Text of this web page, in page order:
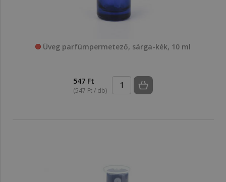
Üveg parfümpermetező, sárga-kék, 10 ml
547 Ft
(547 Ft / db)